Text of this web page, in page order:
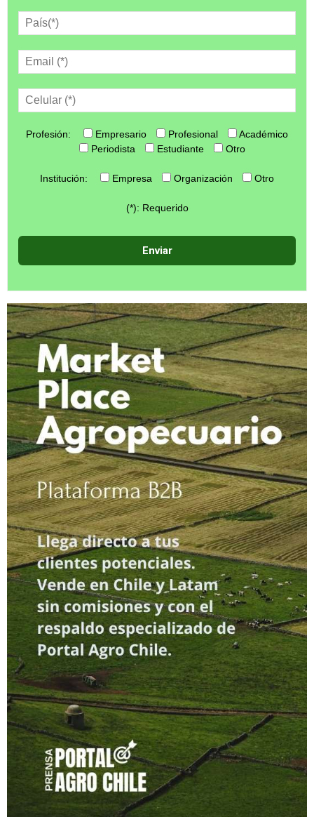
Profesión: Empresario Profesional
Académico
Periodista
Estudiante Otro
Institución: Empresa Organización Otro
(*): Requerido